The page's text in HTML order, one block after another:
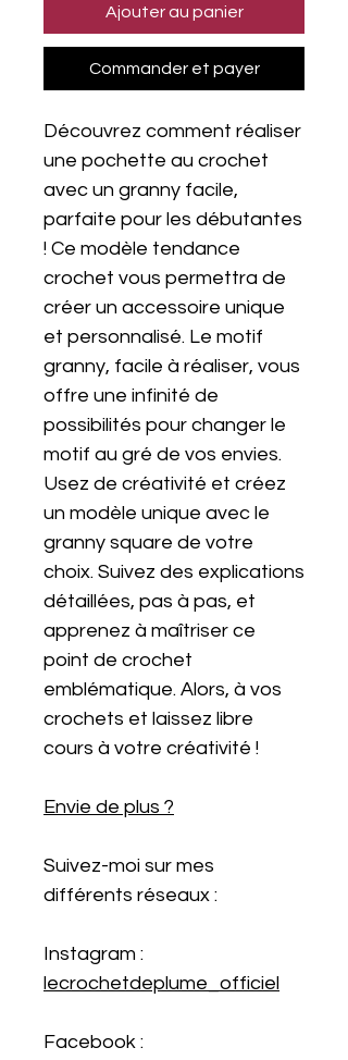
Ajouter au panier
Commander et payer
Découvrez comment réaliser
une pochette au crochet
avec un granny facile,
parfaite pour les débutantes
! Ce modèle tendance
crochet vous permettra de
créer un accessoire unique
et personnalisé. Le motif
granny, facile à réaliser, vous
offre une infinité de
possibilités pour changer le
motif au gré de vos envies.
Usez de créativité et créez
un modèle unique avec le
granny square de votre
choix. Suivez des explications
détaillées, pas à pas, et
apprenez à maîtriser ce
point de crochet
emblématique. Alors, à vos
crochets et laissez libre
cours à votre créativité !
Envie de plus ?
Suivez-moi sur mes
différents réseaux :
Instagram :
lecrochetdeplume_officiel
Facebook :